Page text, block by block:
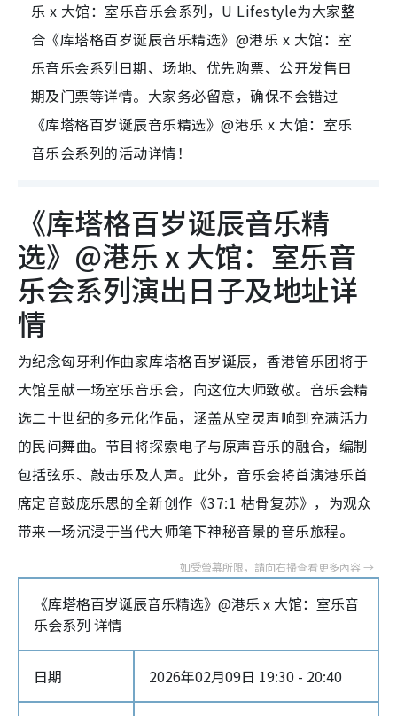
乐 x 大馆：室乐音乐会系列，U Lifestyle为大家整
合《库塔格百岁诞辰音乐精选》@港乐 x 大馆：室
乐音乐会系列日期、场地、优先购票、公开发售日
期及门票等详情。大家务必留意，确保不会错过
《库塔格百岁诞辰音乐精选》@港乐 x 大馆：室乐
音乐会系列的活动详情！
《库塔格百岁诞辰音乐精
选》@港乐 x 大馆：室乐音
乐会系列演出日子及地址详
情
为纪念匈牙利作曲家库塔格百岁诞辰，香港管乐团将于
大馆呈献一场室乐音乐会，向这位大师致敬。音乐会精
选二十世纪的多元化作品，涵盖从空灵声响到充满活力
的民间舞曲。节目将探索电子与原声音乐的融合，编制
包括弦乐、敲击乐及人声。此外，音乐会将首演港乐首
席定音鼓庞乐思的全新创作《37:1 枯骨复苏》，为观众
带来一场沉浸于当代大师笔下神秘音景的音乐旅程。
《库塔格百岁诞辰音乐精选》@港乐 x 大馆：室乐音
乐会系列 详情
日期 2026年02月09日 19:30 - 20:40